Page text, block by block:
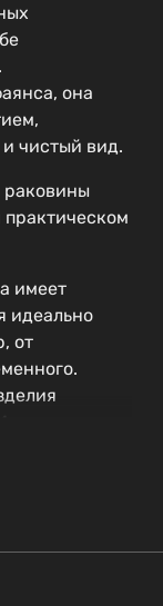
она
чистый вид.
раковины
практическом
имеет
идеально
от
и
и высокое